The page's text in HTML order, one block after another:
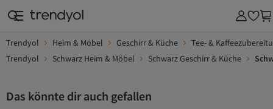
Trendyol Heim & Möbel Geschirr & Küche
Tee- &
Trendyol
Schwarz Heim & Möbel Schwarz Geschirr & Küche
Das könnte dir auch gefallen